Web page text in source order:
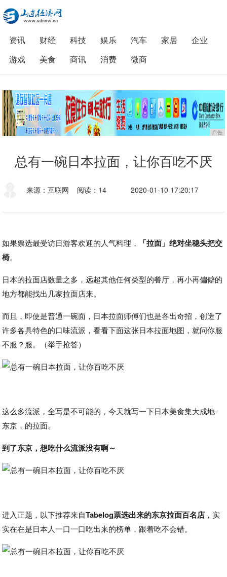
资讯 财经 科技 娱乐 汽车 家居
企业
游戏
美食 商讯 消费 微商
广告
总有一碗日本拉面，让你百吃不厌
来源：互联网 阅读：14 2020-01-10 17:20:17
如果票选最受访日游客欢迎的人气料理，
「拉面」绝对坐稳头把交
椅。
日本的拉面店数量之多，远超其他任何类型的餐厅，再小再偏僻的
地方都能找出几家拉面店来。
而且，即使是普通一碗面，日本拉面师傅们也是各出奇招，创造了
许多各具特色的口味流派，看看下面这张日本拉面地图，就问你服
不服？服。（举手抢答）
这么多流派，全写是不可能的，今天就写一下日本美食集大成地-
东京，的拉面。
到了东京，想吃什么流派没有啊～
进入正题，以下推荐来自Tabelog票选出来的东京拉面百名店 ，实
实在在是日本人一口一口吃出来的榜单，跟着吃不会错。